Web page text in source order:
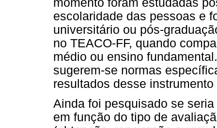
momento foram estudadas
escolaridade das pessoas e
universitário ou pós-
no TEACO-FF, quando
médio ou ensino
sugerem-se normas
resultados desse
Ainda foi pesquisado se
em função do tipo de